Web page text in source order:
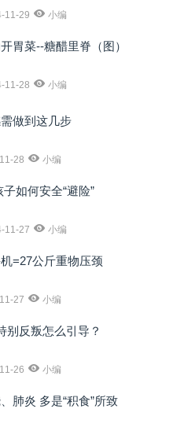
11-29 小编
胃菜--糖醋里脊（图）
11-28 小编
做到这几步
28 小编
如何安全“避险”
11-27 小编
=27公斤重物压颈
27 小编
别反叛怎么引导？
26 小编
肺炎 多是“积食”所致